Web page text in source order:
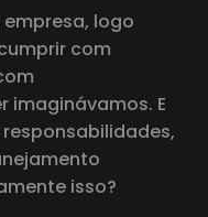
logo
com
imaginávamos. E
isso?